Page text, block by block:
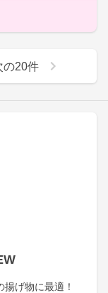
げ物に最適！
の20件